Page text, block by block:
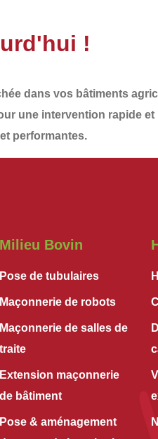
!
dans vos bâtiments
une intervention rapide
performantes.
Milieu Bovin
Pose de tubulaires
Maçonnerie de robots
Maçonnerie de salles de
traite
Extension maçonnerie
de bâtiment
Pose & aménagement